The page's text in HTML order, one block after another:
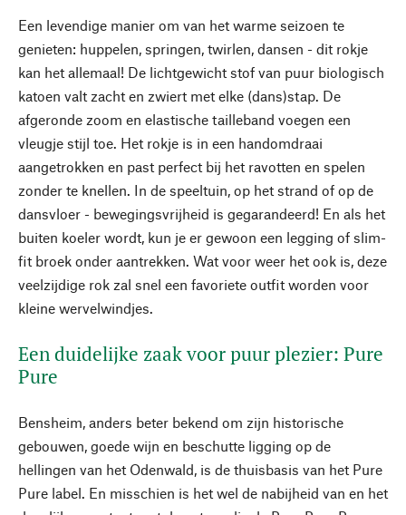
Een levendige manier om van het warme seizoen te
genieten: huppelen, springen, twirlen, dansen - dit rokje
kan het allemaal! De lichtgewicht stof van puur biologisch
katoen valt zacht en zwiert met elke (dans)stap. De
afgeronde zoom en elastische tailleband voegen een
vleugje stijl toe. Het rokje is in een handomdraai
aangetrokken en past perfect bij het ravotten en spelen
zonder te knellen. In de speeltuin, op het strand of op de
dansvloer - bewegingsvrijheid is gegarandeerd! En als het
buiten koeler wordt, kun je er gewoon een legging of slim-
fit broek onder aantrekken. Wat voor weer het ook is, deze
veelzijdige rok zal snel een favoriete outfit worden voor
kleine wervelwindjes.
Een duidelijke zaak voor puur plezier: Pure
Pure
Bensheim, anders beter bekend om zijn historische
gebouwen, goede wijn en beschutte ligging op de
hellingen van het Odenwald, is de thuisbasis van het Pure
Pure label. En misschien is het wel de nabijheid van en het